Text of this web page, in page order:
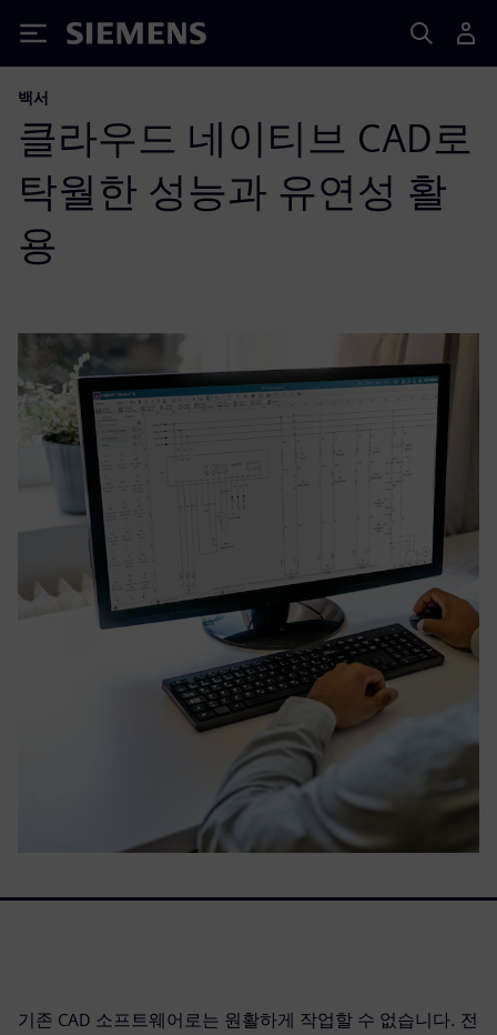
Siemens
백서
클라우드 네이티브 CAD로
탁월한 성능과 유연성 활
용
기존 CAD 소프트웨어로는 원활하게 작업할 수 없습니다. 전